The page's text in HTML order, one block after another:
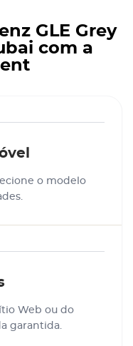
GLE Grey
com a
o modelo
Web ou do
garantida.